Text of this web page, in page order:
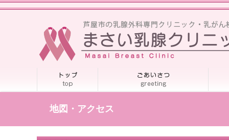
地図・アクセス